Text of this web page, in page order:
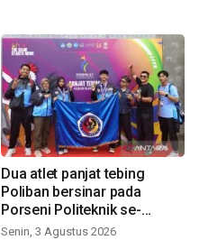
Dua atlet panjat tebing
Poliban bersinar pada
Porseni Politeknik se-
Indonesia 2026
Senin, 3 Agustus 2026